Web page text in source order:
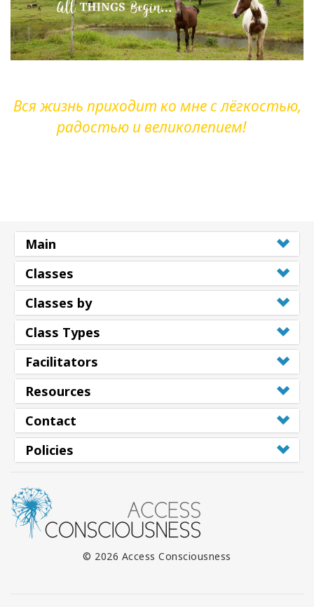
Вся жизнь приходит ко мне с лёгкостью,
радостью и великолепием!
Main
Classes
Classes by
Class Types
Facilitators
Resources
Contact
Policies
© 2026 Access Consciousness